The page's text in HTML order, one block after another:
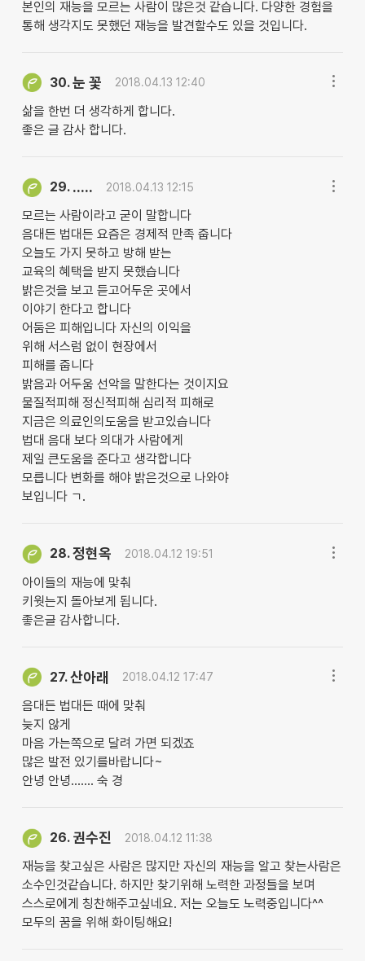
본인의 재능을 모르는 사람이 많은것 같습니다. 다양한 경험을
통해 생각지도 못했던 재능을 발견할수도 있을 것입니다.
30.눈 꽃 2018.04.13 12:40
삶을 한번 더 생각하게 합니다.
좋은 글 감사 합니다.
29. ..... 2018.04.13 12:15
모르는 사람이라고 굳이 말합니다
음대든 법대든 요즘은 경제적 만족 줍니다
오늘도 가지 못하고 방해 받는
교육의 혜택을 받지 못했습니다
밝은것을 보고 듣고어두운 곳에서
이야기 한다고 합니다
어둠은 피해입니다 자신의 이익을
위해 서스럼 없이 현장에서
피해를 줍니다
밝음과 어두움 선악을 말한다는 것이지요
물질적피해 정신적피해 심리적 피해로
지금은 의료인의도움을 받고있습니다
법대 음대 보다 의대가 사람에게
제일 큰도움을 준다고 생각합니다
모릅니다 변화를 해야 밝은것으로 나와야
보입니다 ㄱ.
28.정현옥 2018.04.12 19:51
아이들의 재능에 맟춰
키웟는지 돌아보게 됩니다.
좋은글 감사합니다.
27.산아래 2018.04.12 17:47
음대든 법대든 때에 맞춰
늦지 않게
마음 가는쪽으로 달려 가면 되겠죠
많은 발전 있기를바랍니다~
안녕 안녕....... 숙 경
26. 권수진 2018.04.12 11:38
재능을 찾고싶은 사람은 많지만 자신의 재능을 알고 찾는사람은
소수인것같습니다. 하지만 찾기위해 노력한 과정들을 보며
스스로에게 칭찬해주고싶네요. 저는 오늘도 노력중입니다^^
모두의 꿈을 위해 화이팅해요!